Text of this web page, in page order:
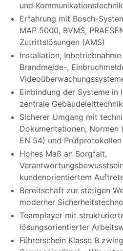
und Kommunikationstechnik
Erfahrung mit Bosch-
MAP 5000, BVMS,
Zutrittslösungen (AMS)
Installation,
Brandmelde-,
Einbindung der Systeme in
zentrale Gebäudeleittechnik
Sicherer Umgang mit
Dokumentationen, Normen
EN 54) und Prüfprotokollen
Hohes Maß an Sorgfalt,
kundenorientiertem
Bereitschaft zur stetigen
moderner
Teamplayer mit
lösungsorientierter
Führerschein Klasse B